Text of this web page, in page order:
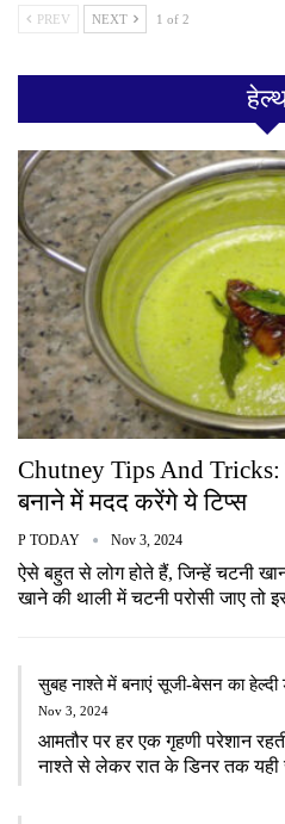
PREV NEXT 1 of 2
Chutney Tips And
बनाने में मदद करेंगे ये टिप्स
P TODAY Nov 3, 2024
ऐसे बहुत से लोग होते हैं, जिन्हें चटनी
खाने की थाली में चटनी परोसी जाए तो
सुबह नाश्ते में बनाएं सूजी-बेसन का
Nov 3, 2024
आमतौर पर हर एक गृहणी परेशान
नाश्ते से लेकर रात के डिनर तक यही